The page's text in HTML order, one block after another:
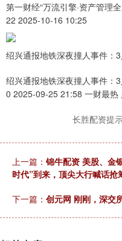
第一财经“万流引擎·资产管理
22 2025-10-16 10:25
绍兴通报地铁深夜撞人事件：
绍兴通报地铁深夜撞人事件：
0 2025-09-25 21:58 一财最热
长胜配资提
上一篇： 锦牛配资 美股、金
时代”到来，顶尖大行喊话抢
下一篇： 创元网 刚刚，深交